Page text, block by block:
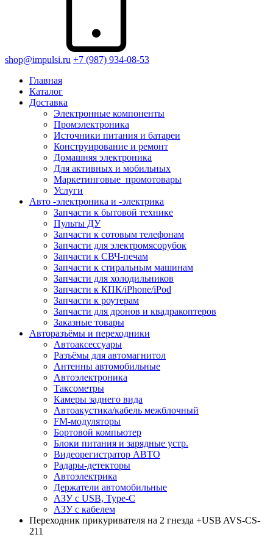
shop@impulsi.ru +7 (987) 934-08-53
Главная
Каталог
Доставка
Электронные компоненты
Промэлектроника
Источники питания и батареи
Конструирование и ремонт
Домашняя электроника
Для активных и мобильных
Маркетинговые_промотовары
Услуги
Авто -электроника и -электрика
Запчасти к бытовой технике
Пульты ДУ
Запчасти к сотовым телефонам
Запчасти для электромясорубок
Запчасти к СВЧ-печам
Запчасти к стиральным машинам
Запчасти для холодильников
Запчасти к КПК/iPhone/iPod
Запчасти к роутерам
Запчасти для дронов и квадракоптеров
Заказные товары
Авторазъёмы и переходники
Автоаксессуары
Разъёмы для автомагнитол
Антенны автомобильные
Автоэлектроника
Таксометры
Камеры заднего вида
Автоакустика/кабель межблочный
FM-модуляторы
Бортовой компьютер
Блоки питания и зарядные устр.
Видеорегистратор АВТО
Радары-детекторы
Автоэлектрика
Держатели автомобильные
АЗУ с USB, Type-C
АЗУ с кабелем
Переходник прикуривателя на 2 гнезда +USB AVS-CS-
211